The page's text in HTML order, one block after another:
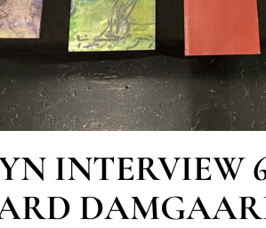
INTERVIEW